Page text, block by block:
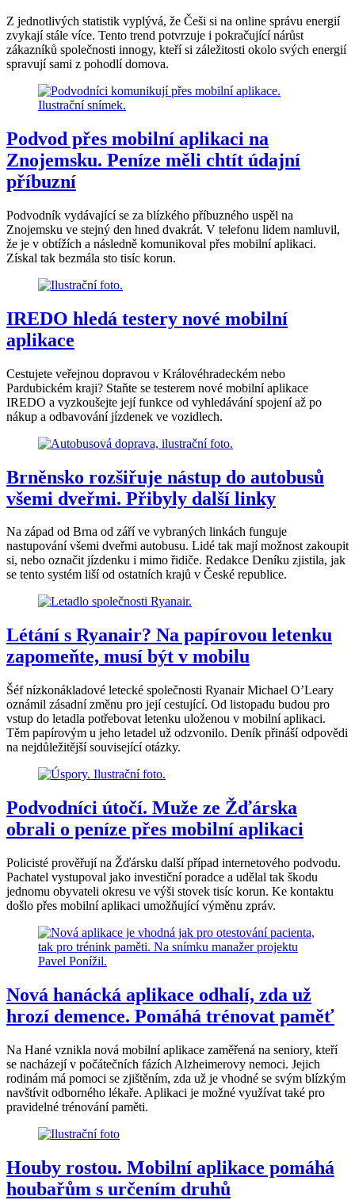
Z jednotlivých statistik vyplývá, že Češi si na online správu energií
zvykají stále více. Tento trend potvrzuje i pokračující nárůst
zákazníků společnosti innogy, kteří si záležitosti okolo svých energií
spravují sami z pohodlí domova.
Podvod přes mobilní aplikaci na
Znojemsku. Peníze měli chtít údajní
příbuzní
Podvodník vydávající se za blízkého příbuzného uspěl na
Znojemsku ve stejný den hned dvakrát. V telefonu lidem namluvil,
že je v obtížích a následně komunikoval přes mobilní aplikaci.
Získal tak bezmála sto tisíc korun.
IREDO hledá testery nové mobilní
aplikace
Cestujete veřejnou dopravou v Královéhradeckém nebo
Pardubickém kraji? Staňte se testerem nové mobilní aplikace
IREDO a vyzkoušejte její funkce od vyhledávání spojení až po
nákup a odbavování jízdenek ve vozidlech.
Brněnsko rozšiřuje nástup do autobusů
všemi dveřmi. Přibyly další linky
Na západ od Brna od září ve vybraných linkách funguje
nastupování všemi dveřmi autobusu. Lidé tak mají možnost zakoupit
si, nebo označit jízdenku i mimo řidiče. Redakce Deníku zjistila, jak
se tento systém liší od ostatních krajů v České republice.
Létání s Ryanair? Na papírovou letenku
zapomeňte, musí být v mobilu
Šéf nízkonákladové letecké společnosti Ryanair Michael O’Leary
oznámil zásadní změnu pro její cestující. Od listopadu budou pro
vstup do letadla potřebovat letenku uloženou v mobilní aplikaci.
Těm papírovým u jeho letadel už odzvonilo. Deník přináší odpovědi
na nejdůležitější související otázky.
Podvodníci útočí. Muže ze Žďárska
obrali o peníze přes mobilní aplikaci
Policisté prověřují na Žďársku další případ internetového podvodu.
Pachatel vystupoval jako investiční poradce a udělal tak škodu
jednomu obyvateli okresu ve výši stovek tisíc korun. Ke kontaktu
došlo přes mobilní aplikaci umožňující výměnu zpráv.
Nová hanácká aplikace odhalí, zda už
hrozí demence. Pomáhá trénovat paměť
Na Hané vznikla nová mobilní aplikace zaměřená na seniory, kteří
se nacházejí v počátečních fázích Alzheimerovy nemoci. Jejich
rodinám má pomoci se zjištěním, zda už je vhodné se svým blízkým
navštívit odborného lékaře. Aplikaci je možné využívat také pro
pravidelné trénování paměti.
Houby rostou. Mobilní aplikace pomáhá
houbařům s určením druhů